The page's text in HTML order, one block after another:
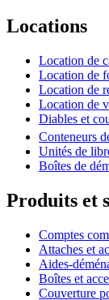
Locations
Location de
Location de
Location de
Location de
Diables et
Conteneurs
Unités de
Boîtes de
Produits et
Comptes
Attaches et
Aides-
Boîtes et
Couverture